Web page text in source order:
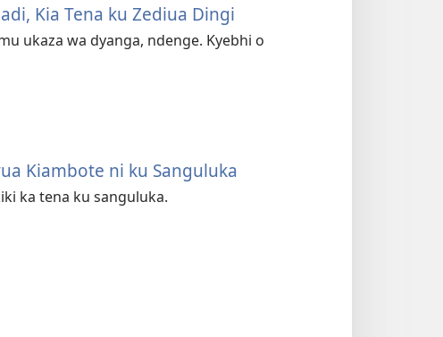
Kia Tena ku Zediua Dingi
ukaza wa dyanga, ndenge. Kyebhi o
Kiambote ni ku Sanguluka
ka tena ku sanguluka.